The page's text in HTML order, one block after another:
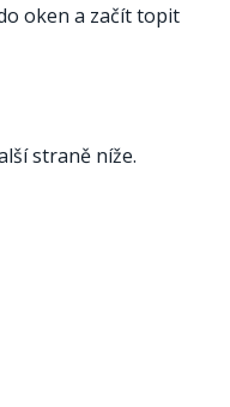
oken a začít topit
straně níže.